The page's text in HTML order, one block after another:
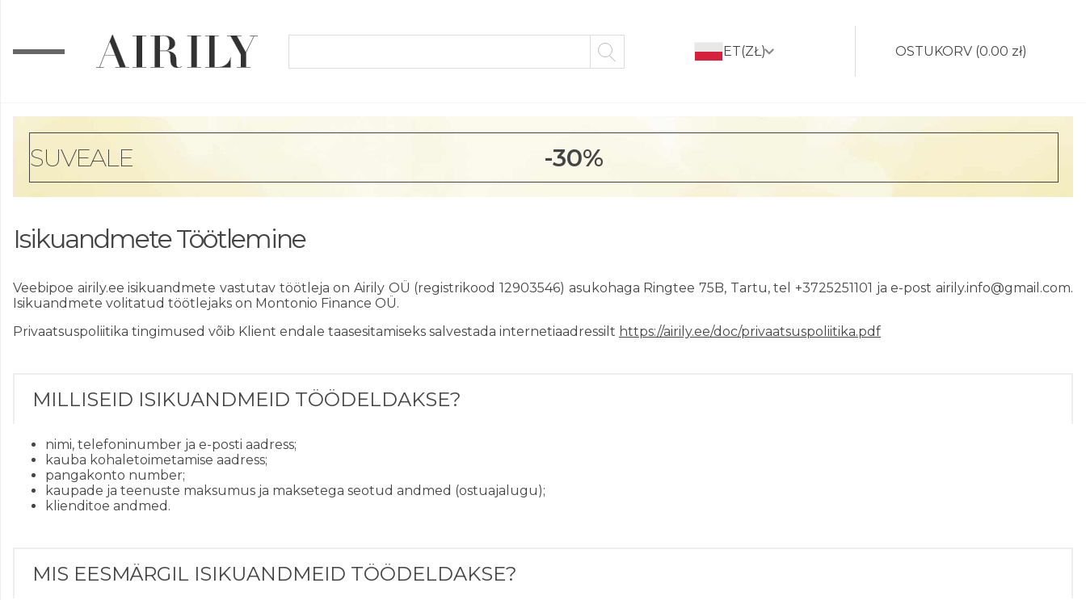
ET(ZŁ) OSTUKORV (0.00 zł)
SUVEALE -30%
Isikuandmete Töötlemine
Veebipoe airily.ee isikuandmete vastutav töötleja on Airily OÜ (registrikood 12903546) asukohaga Ringtee 75B, Tartu, tel +3725251101 ja e-post airily.info@gmail.com.
Isikuandmete volitatud töötlejaks on Montonio Finance OÜ.
Privaatsuspoliitika tingimused võib Klient endale taasesitamiseks salvestada internetiaadressilt https://airily.ee/doc/privaatsuspoliitika.pdf
MILLISEID ISIKUANDMEID TÖÖDELDAKSE?
nimi, telefoninumber ja e-posti aadress;
kauba kohaletoimetamise aadress;
pangakonto number;
kaupade ja teenuste maksumus ja maksetega seotud andmed (ostuajalugu);
klienditoe andmed.
MIS EESMÄRGIL ISIKUANDMEID TÖÖDELDAKSE?